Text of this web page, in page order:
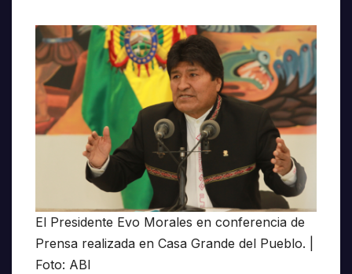
El Presidente Evo Morales en conferencia de
Prensa realizada en Casa Grande del Pueblo. |
Foto: ABI